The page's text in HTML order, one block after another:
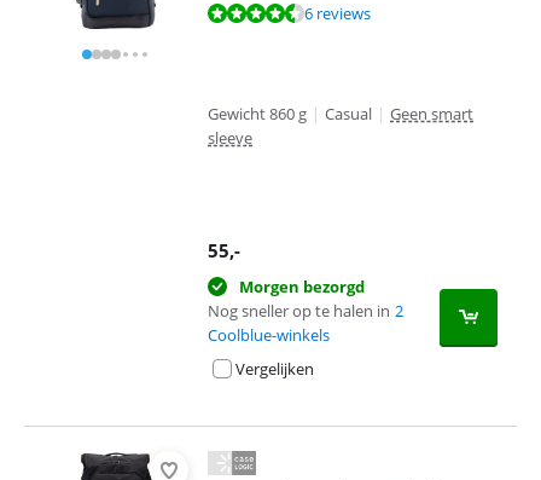
Beoordeling is 9,1 van de 10, gebaseerd op 6 reviews.
6 reviews
Gewicht 860 g | Casual | Geen smart
sleeve
55,-
Morgen bezorgd
Nog sneller op te halen in 2
Coolblue-winkels
Vergelijken